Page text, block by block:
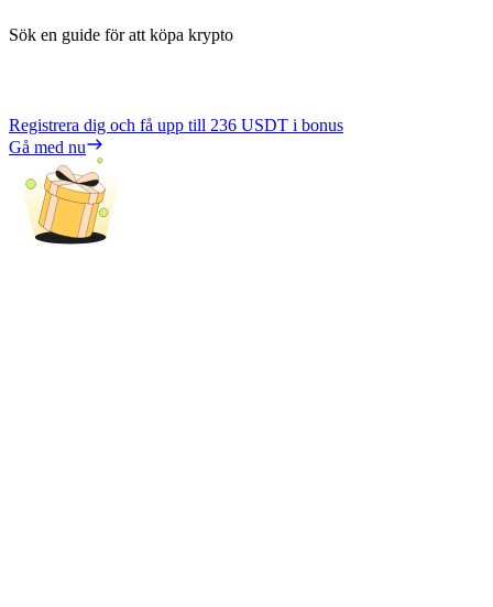
Sök en guide för att köpa krypto
Registrera dig och få upp till 236 USDT i bonus
Gå med nu